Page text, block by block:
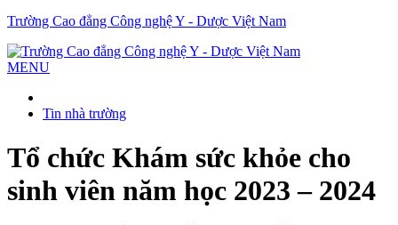
Trường Cao đẳng Công nghệ Y - Dược Việt Nam
MENU
Tin nhà trường
Tổ chức Khám sức khỏe cho
sinh viên năm học 2023 – 2024